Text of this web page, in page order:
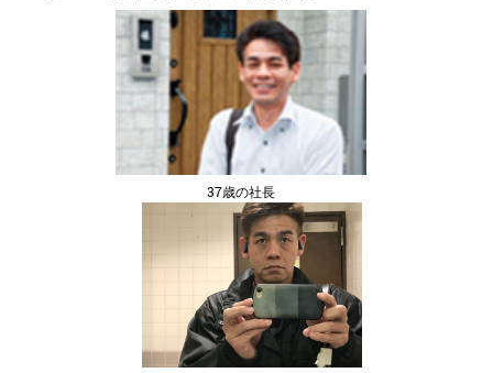
37歳の社長